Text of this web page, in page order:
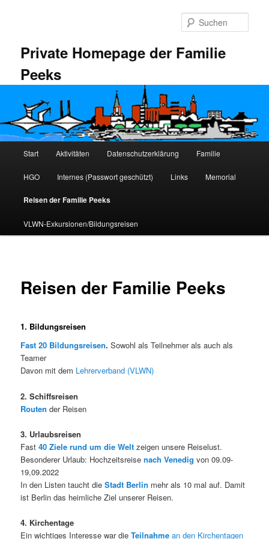
Private Homepage der Familie
Peeks
Start Aktivitäten Datenschutzerklärung Familie
HGO Internes (Passwort geschützt) Links Memorial
Reisen der Familie Peeks
VLWN-Exkursionen/Bildungsreisen
Reisen der Familie Peeks
1. Bildungsreisen
Fast 20 Bildungsreisen. Sowohl als Teilnehmer als auch als
Teamer
Davon mit dem Lehrerverband (VLWN)
2. Schiffsreisen
Routender Reisen
3. Urlaubsreisen
Fast40Zielerund um die Welt zeigen unsere Reiselust.
Besonderer Urlaub: Hochzeitsreisenach Venedig von 09.09-
19,09.2022
In den Listen taucht die Stadt Berlin mehr als 10 mal auf. Damit
ist Berlin das heimliche Ziel unserer Reisen.
4. Kirchentage
Ein wichtiges Interesse war dieTeilnahmean den Kirchentagen